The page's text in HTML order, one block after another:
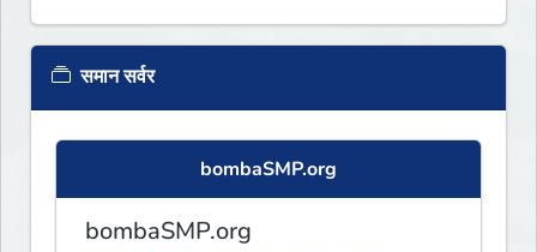
समान सर्वर
bombaSMP.org
bombaSMP.org